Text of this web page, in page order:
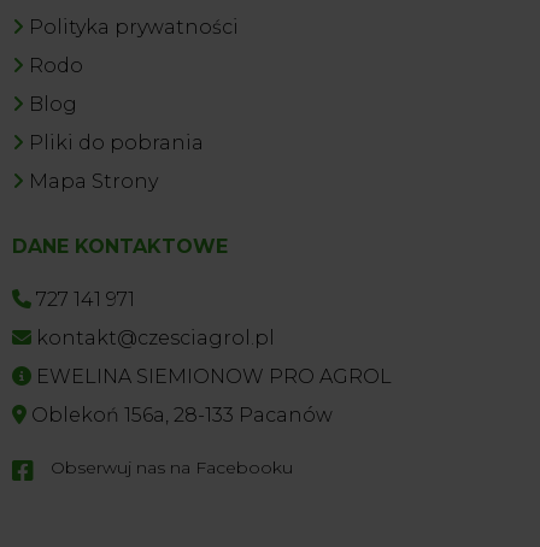
Polityka prywatności
Rodo
Blog
Pliki do pobrania
Mapa Strony
DANE KONTAKTOWE
727 141 971
kontakt@czesciagrol.pl
EWELINA SIEMIONOW PRO AGROL
Oblekoń 156a, 28-133 Pacanów
 Obserwuj nas na Facebooku